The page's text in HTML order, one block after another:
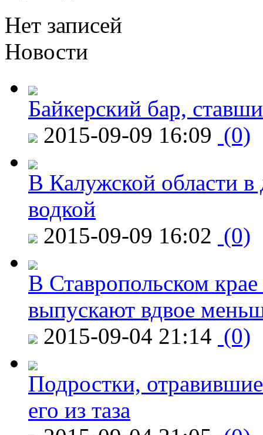
Нет записей
Новости
Байкерский бар,
2015-09-09 16:09 (0)
В Калужской области в
водкой
2015-09-09 16:02 (0)
В Ставропольском
выпускают вдвое
2015-09-04 21:14 (0)
Подростки,
его из таза